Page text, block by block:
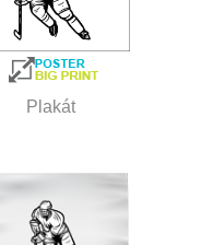
Plakát